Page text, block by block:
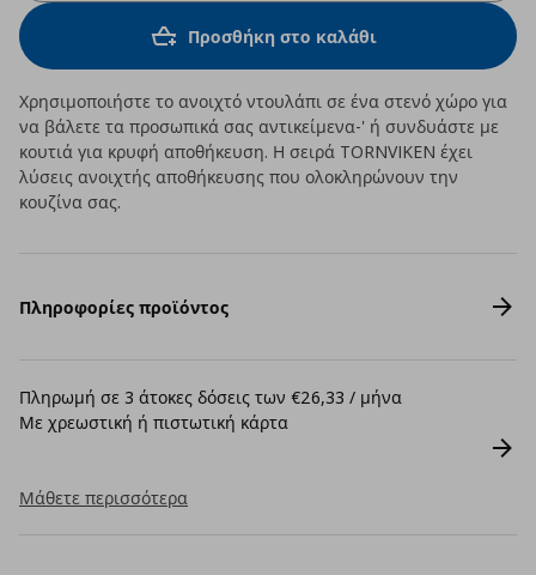
Προσθήκη στο καλάθι
Χρησιμοποιήστε το ανοιχτό ντουλάπι σε ένα στενό χώρο για
να βάλετε τα προσωπικά σας αντικείμενα-' ή συνδυάστε με
κουτιά για κρυφή αποθήκευση. Η σειρά TORNVIKEN έχει
λύσεις ανοιχτής αποθήκευσης που ολοκληρώνουν την
κουζίνα σας.
Πληροφορίες προϊόντος
Πληρωμή σε 3 άτοκες δόσεις των €26,33 / μήνα
Με χρεωστική ή πιστωτική κάρτα
Μάθετε περισσότερα